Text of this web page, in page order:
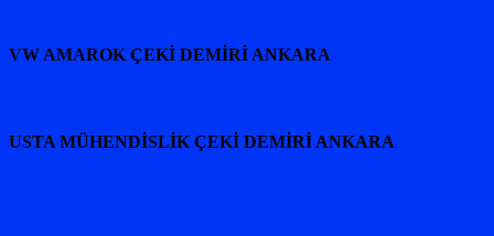
VW AMAROK ÇEKİ DEMİRİ ANKARA
USTA MÜHENDİSLİK ÇEKİ DEMİRİ ANKARA